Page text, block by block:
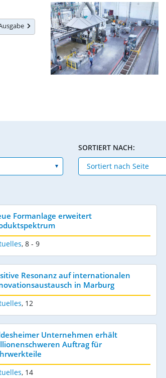
SORTIERT NACH:
Formanlage erweitert
, 8 - 9
Resonanz auf internationalen
in Marburg
, 12
Unternehmen erhält
Auftrag für
, 14